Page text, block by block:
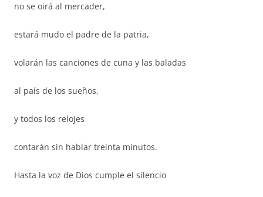
no se oirá al mercader,
estará mudo el padre de la patria,
volarán las canciones de cuna y las baladas
al país de los sueños,
y todos los relojes
contarán sin hablar treinta minutos.
Hasta la voz de Dios cumple el silencio